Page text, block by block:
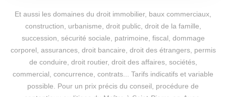
Et aussi les domaines du droit immobilier, baux commerciaux,
construction, urbanisme, droit public, droit de la famille,
succession, sécurité sociale, patrimoine, fiscal, dommage
corporel, assurances, droit bancaire, droit des étrangers, permis
de conduire, droit routier, droit des affaires, sociétés,
commercial, concurrence, contrats... Tarifs indicatifs et variable
possible. Pour un prix précis du conseil, procédure de